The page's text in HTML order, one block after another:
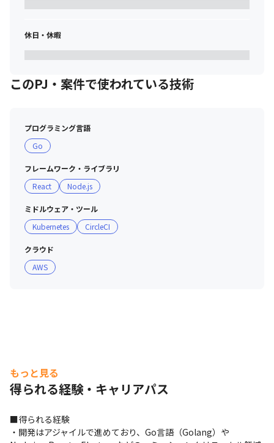
休日・休暇
このPJ・案件で使われている技術
プログラミング言語
Go
フレームワーク・ライブラリ
React
Node.js
ミドルウェア・ツール
Kubernetes
CircleCI
クラウド
AWS
もっと見る
得られる経験・キャリアパス
■得られる経験
・開発はアジャイルで進めており、Go言語（Golang）や